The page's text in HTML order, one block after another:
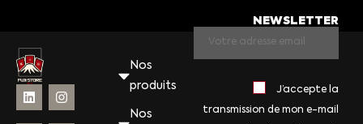
Nos
produits
Nos
NEWSLETTER
J’accepte la
transmission de mon e-mail